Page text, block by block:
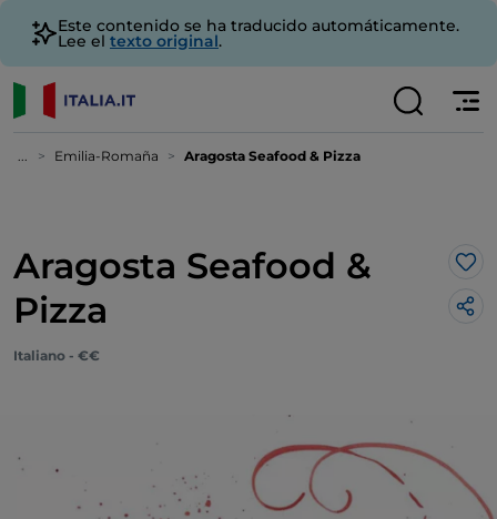
Este contenido se ha traducido automáticamente.
Lee el texto original.
... Emilia-Romaña Aragosta Seafood & Pizza
Aragosta Seafood &
Pizza
Me
Italiano - €€